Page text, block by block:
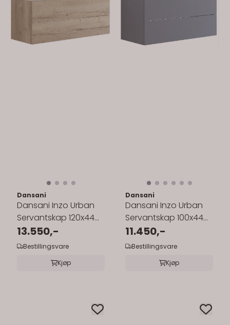
Dansani
Dansani Inzo Urban
Servantskap 120x44
cm med glatt front
for enkel ...
13.550,-
Bestillingsvare
Kjøp
Dansani
Dansani Inzo Urban
Servantskap 100x44
cm med glatt front
for enkel ...
11.450,-
Bestillingsvare
Kjøp